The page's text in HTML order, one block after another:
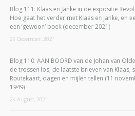
Blog 111: Klaas en Janke in de expositie
Hoe gaat het verder met Klaas en Janke, en
een ‘gewoon’ boek (december 2021)
29 December, 2021
Blog 110: AAN BOORD van de Johan van
de trossen los; de laatste brieven van Klaas,
Routekaart, dagen en mijlen tellen (11
1949)
24 August, 2021